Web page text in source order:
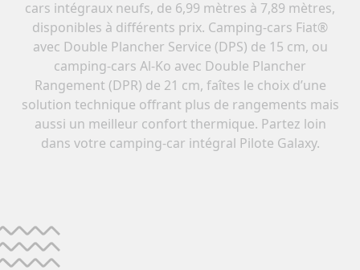
cars intégraux neufs, de 6,99 mètres à 7,89 mètres,
disponibles à différents prix. Camping-cars Fiat®
avec Double Plancher Service (DPS) de 15 cm, ou
camping-cars Al-Ko avec Double Plancher
Rangement (DPR) de 21 cm, faîtes le choix d’une
solution technique offrant plus de rangements mais
aussi un meilleur confort thermique. Partez loin
dans votre camping-car intégral Pilote Galaxy.